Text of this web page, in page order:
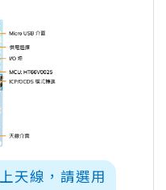
天線，請選用